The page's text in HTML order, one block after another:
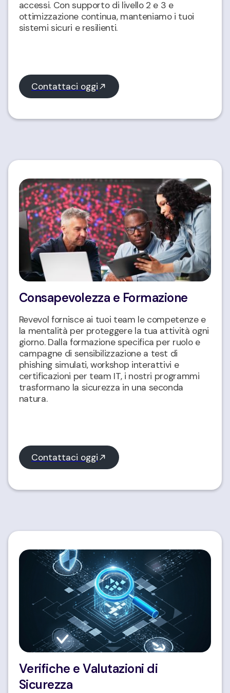
accessi. Con supporto di livello 2 e 3 e
ottimizzazione continua, manteniamo i tuoi
sistemi sicuri e resilienti.
Contattaci oggi
Consapevolezza e Formazione
Revevol fornisce ai tuoi team le competenze e
la mentalità per proteggere la tua attività ogni
giorno. Dalla formazione specifica per ruolo e
campagne di sensibilizzazione a test di
phishing simulati, workshop interattivi e
certificazioni per team IT, i nostri programmi
trasformano la sicurezza in una seconda
natura.
Contattaci oggi
Verifiche e Valutazioni di
Sicurezza